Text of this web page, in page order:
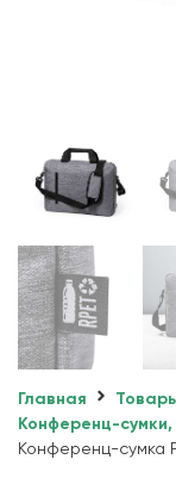
Главная
Конференц-
Конференц-сумка